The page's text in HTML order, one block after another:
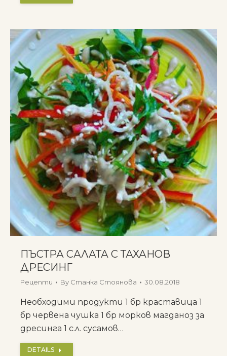
ПЪСТРА САЛАТА С ТАХАНОВ
ДРЕСИНГ
Рецепти By Станка Стоянова 30.08.2018
Необходими продукти 1 бр краставица 1
бр червена чушка 1 бр морков магданоз за
дресинга 1 с.л. сусамов…
DETAILS